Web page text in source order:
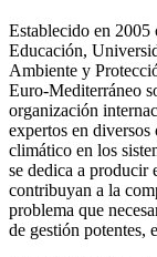
Establecido en
Educación,
Ambiente y
Euro-Mediterráneo
organización
expertos en
climático en los
se dedica a producir
contribuyan a la
problema que
de gestión potentes,